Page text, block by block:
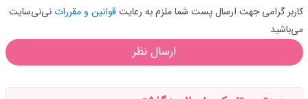
کاربر گرامی جهت ارسال پست شما ملزم به رعایت قوانین و مقرراتنی‌نی‌سایت
می‌باشید
ارسال نظر